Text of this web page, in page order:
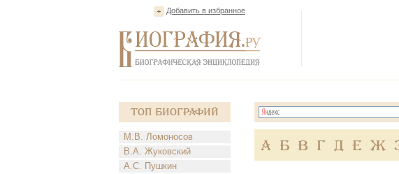
Добавить в избранное
Топ Биографий
М.В. Ломоносов
В.А. Жуковский
А.С. Пушкин
А Б В Г Д Е Ж